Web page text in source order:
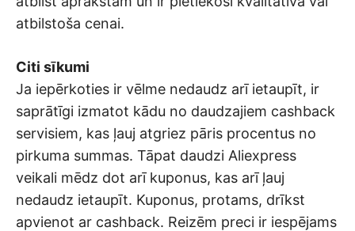
atbilstoša cenai.
Citi sīkumi
Ja iepērkoties ir vēlme nedaudz arī ietaupīt, ir
saprātīgi izmatot kādu no daudzajiem cashback
servisiem, kas ļauj atgriez pāris procentus no
pirkuma summas. Tāpat daudzi Aliexpress
veikali mēdz dot arī kuponus, kas arī ļauj
nedaudz ietaupīt. Kuponus, protams, drīkst
apvienot ar cashback. Reizēm preci ir iespējams